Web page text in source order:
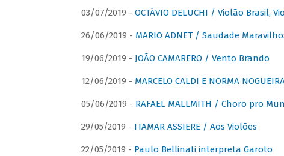
03/07/2019 - OCTÁVIO DELUCHI / Violão Brasil,
26/06/2019 - MARIO ADNET / Saudade
19/06/2019 - JOÃO CAMARERO / Vento Brando
12/06/2019 - MARCELO CALDI E NORMA
05/06/2019 - RAFAEL MALLMITH / Choro pro
29/05/2019 - ITAMAR ASSIERE / Aos Violões
22/05/2019 - Paulo Bellinati interpreta Garoto